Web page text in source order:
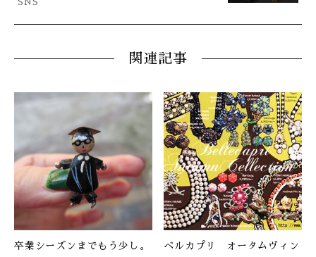
SNS
関連記事
卒業シーズンまでもう少し。
ベルカプリ オータムヴィン